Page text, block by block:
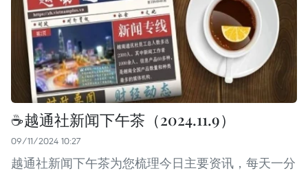
☕️越通社新闻下午茶（2024.11.9）
09/11/2024 10:27
越通社新闻下午茶为您梳理今日主要资讯，每天一分